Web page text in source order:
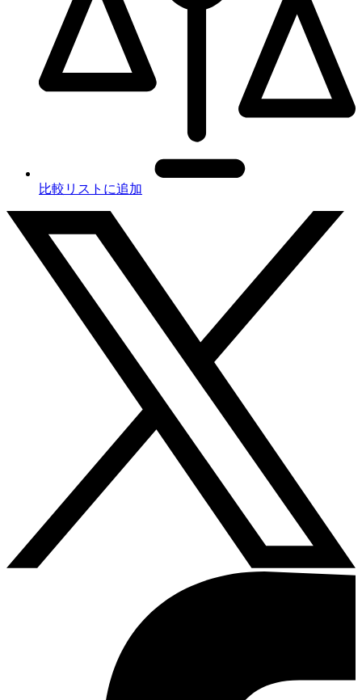
比較リストに追加